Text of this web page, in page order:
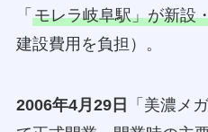
「 モレラ岐阜駅」が新設
建設費用を負担）。
2006年4月29日
「美濃メ